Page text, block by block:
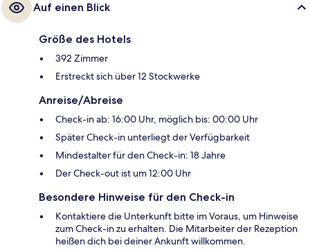
Auf einen Blick
Größe des Hotels
392 Zimmer
Erstreckt sich über 12 Stockwerke
Anreise/Abreise
Check-in ab: 16:00 Uhr, möglich bis: 00:00 Uhr
Später Check-in unterliegt der Verfügbarkeit
Mindestalter für den Check-in: 18 Jahre
Der Check-out ist um 12:00 Uhr
Besondere Hinweise für den Check-in
Kontaktiere die Unterkunft bitte im Voraus, um Hinweise
zum Check-in zu erhalten. Die Mitarbeiter der Rezeption
heißen dich bei deiner Ankunft willkommen.